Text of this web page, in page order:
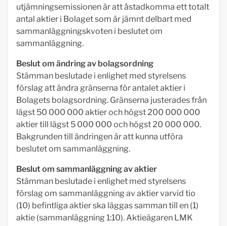
utjämningsemissionen är att åstadkomma ett totalt
antal aktier i Bolaget som är jämnt delbart med
sammanläggningskvoten i beslutet om
sammanläggning.
Beslut om ändring av bolagsordning
Stämman beslutade i enlighet med styrelsens
förslag att ändra gränserna för antalet aktier i
Bolagets bolagsordning. Gränserna justerades från
lägst 50 000 000 aktier och högst 200 000 000
aktier till lägst 5 000 000 och högst 20 000 000.
Bakgrunden till ändringen är att kunna utföra
beslutet om sammanläggning.
Beslut om sammanläggning av aktier
Stämman beslutade i enlighet med styrelsens
förslag om sammanläggning av aktier varvid tio
(10) befintliga aktier ska läggas samman till en (1)
aktie (sammanläggning 1:10). Aktieägaren LMK